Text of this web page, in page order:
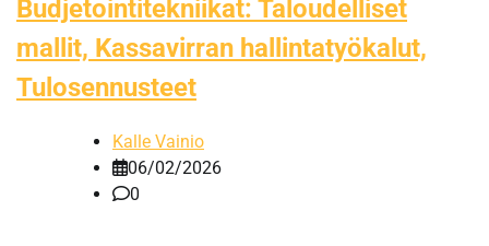
Budjetointitekniikat: Taloudelliset
mallit, Kassavirran hallintatyökalut,
Tulosennusteet
Kalle Vainio
06/02/2026
0